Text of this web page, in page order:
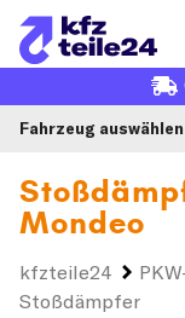
Fahrzeug auswählen
Mondeo
kfzteile24
Stoßdämpfer